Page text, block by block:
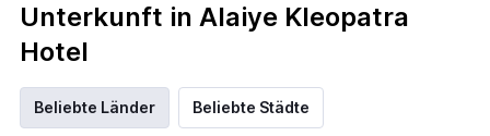
Unterkunft in Alaiye Kleopatra
Hotel
Beliebte Länder Beliebte Städte